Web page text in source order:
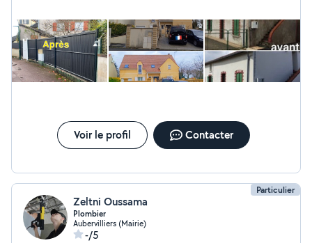
Voir le profil Contacter
Particulier
Zeltni Oussama
Plombier
Aubervilliers (Mairie)
-/5